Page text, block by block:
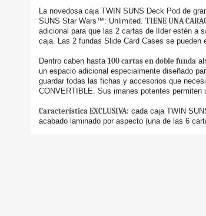
La novedosa caja TWIN SUNS Deck Pod de
SUNS Star Wars™: Unlimited. TIENE UNA
adicional para que las 2 cartas de líder estén a
caja. Las 2 fundas Slide Card Cases se pueden
Dentro caben hasta 100 cartas en doble funda
un espacio adicional especialmente diseñado
guardar todas las fichas y accesorios que
CONVERTIBLE. Sus imanes potentes permiten
Característica EXCLUSIVA: cada caja TWIN
acabado laminado por aspecto (una de las 6